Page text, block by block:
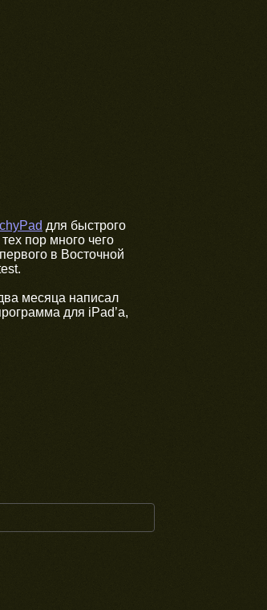
для быстрого
пор много чего
в Восточной
месяца написал
для iPad’а,